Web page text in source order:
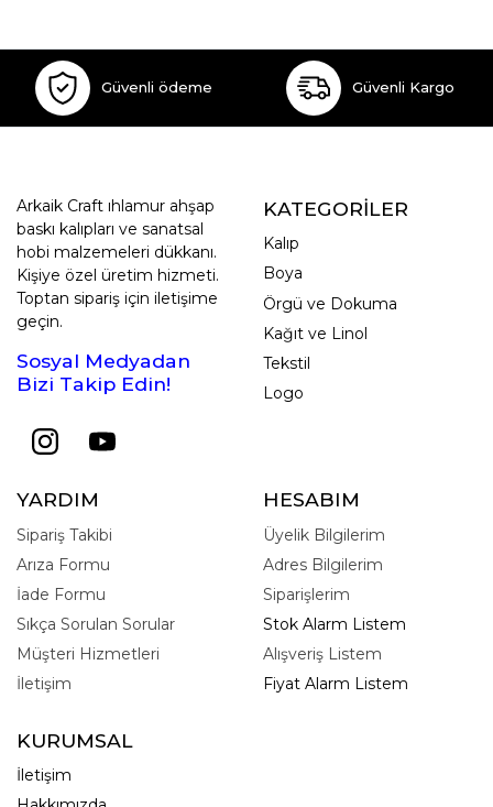
Güvenli ödeme Güvenli Kargo
Arkaik Craft ıhlamur ahşap
baskı kalıpları ve sanatsal
hobi malzemeleri dükkanı.
Kişiye özel üretim hizmeti.
Toptan sipariş için iletişime
geçin.
Sosyal Medyadan
Bizi Takip Edin!
KATEGORİLER
Kalıp
Boya
Örgü ve Dokuma
Kağıt ve Linol
Tekstil
Logo
YARDIM
Sipariş Takibi
Arıza Formu
İade Formu
Sıkça Sorulan Sorular
Müşteri Hizmetleri
İletişim
HESABIM
Üyelik Bilgilerim
Adres Bilgilerim
Siparişlerim
Stok Alarm Listem
Alışveriş Listem
Fiyat Alarm Listem
KURUMSAL
İletişim